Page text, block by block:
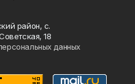
район, с.
18
данных